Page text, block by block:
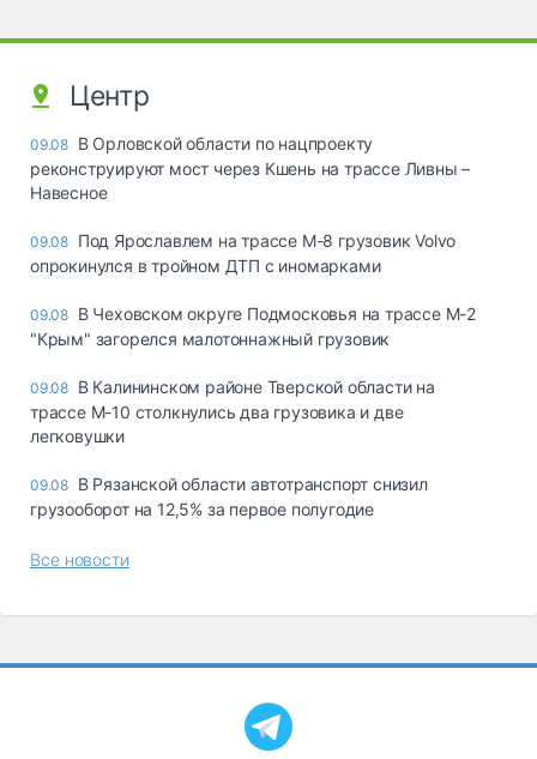
Центр
09.08 В Орловской области по нацпроекту
реконструируют мост через Кшень на трассе Ливны –
Навесное
09.08 Под Ярославлем на трассе М-8 грузовик Volvo
опрокинулся в тройном ДТП с иномарками
09.08 В Чеховском округе Подмосковья на трассе М-2
"Крым" загорелся малотоннажный грузовик
09.08 В Калининском районе Тверской области на
трассе М-10 столкнулись два грузовика и две
легковушки
09.08 В Рязанской области автотранспорт снизил
грузооборот на 12,5% за первое полугодие
Все новости